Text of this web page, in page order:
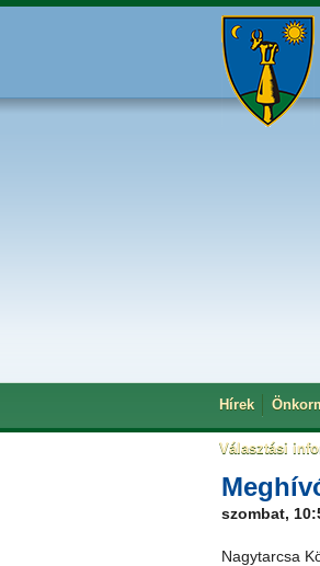
Hírek
Választási
szombat,
Nagytarcsa